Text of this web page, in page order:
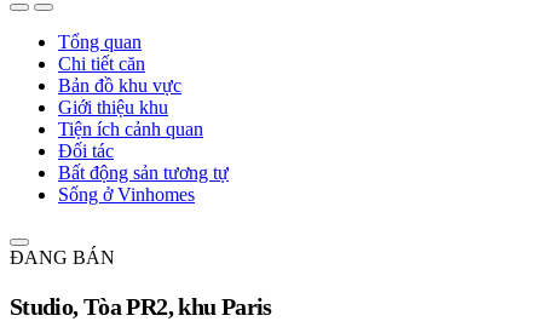
Tổng quan
Chi tiết căn
Bản đồ khu vực
Giới thiệu khu
Tiện ích cảnh quan
Đối tác
Bất động sản tương tự
Sống ở Vinhomes
ĐANG BÁN
Studio, Tòa PR2, khu Paris